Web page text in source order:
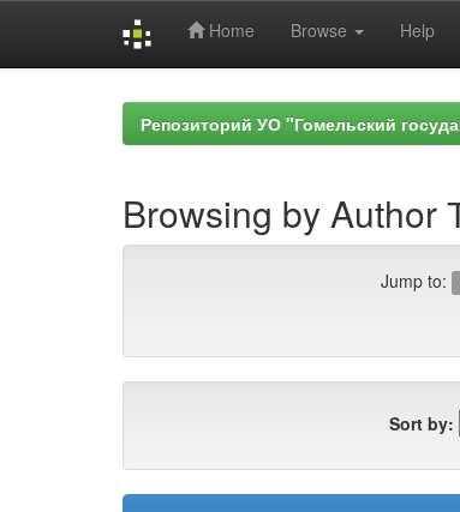
Home Browse Help
Репозиторий УО "Гомельский
Browsing by Author
Jump to:
Sort by: